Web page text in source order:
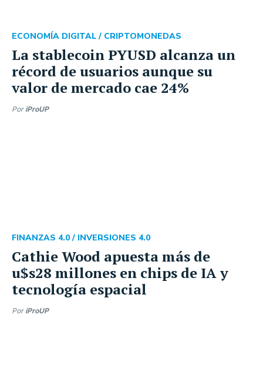
La stablecoin PYUSD alcanza un
récord de usuarios aunque su
valor de mercado cae 24%
ECONOMÍA DIGITAL / CRIPTOMONEDAS
Por iProUP
Cathie Wood apuesta más de
u$s28 millones en chips de IA y
tecnología espacial
FINANZAS 4.0 / INVERSIONES 4.0
Por iProUP